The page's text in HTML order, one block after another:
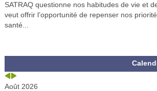
SATRAQ questionne nos habitudes de vie et
veut offrir l’opportunité de repenser nos
santé...
M
i
s
M
i
s
Août 2026